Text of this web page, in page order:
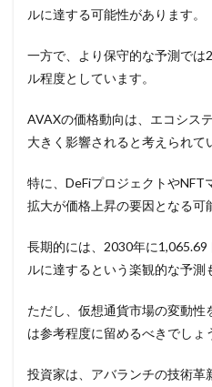
ルに達する可能性があります。
一方で、より保守的な予測では
ル程度としています。
AVAXの価格動向は、エコシス
大きく影響されると考えられて
特に、DeFiプロジェクトやNFT
拡大が価格上昇の要因となる可
長期的には、2030年に
ルに達するという楽観的な予測
ただし、仮想通貨市場の変動性
は参考程度に留めるべきでしょ
投資家は、アバランチの技術革